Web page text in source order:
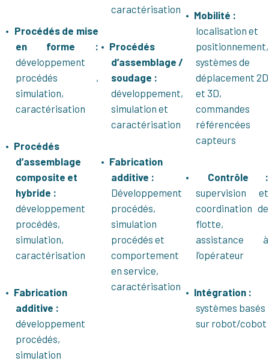
Procédés de mise
en forme :
développement
procédés ,
simulation,
caractérisation
Procédés
d’assemblage
composite et
hybride :
développement
procédés,
simulation,
caractérisation
Fabrication
additive :
développement
procédés,
simulation
caractérisation
Procédés
d’assemblage /
soudage :
développement,
simulation et
caractérisation
Fabrication
additive :
Développement
procédés,
simulation
procédés et
comportement
en service,
caractérisation
Mobilité :
localisation et
positionnement,
systèmes de
déplacement 2D
et 3D,
commandes
référencées
capteurs
Contrôle :
supervision et
coordination de
flotte,
assistance à
l’opérateur
Intégration :
systèmes basés
sur robot/cobot